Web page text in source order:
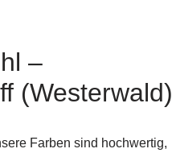
–
(Westerwald)
Farben sind hochwertig,